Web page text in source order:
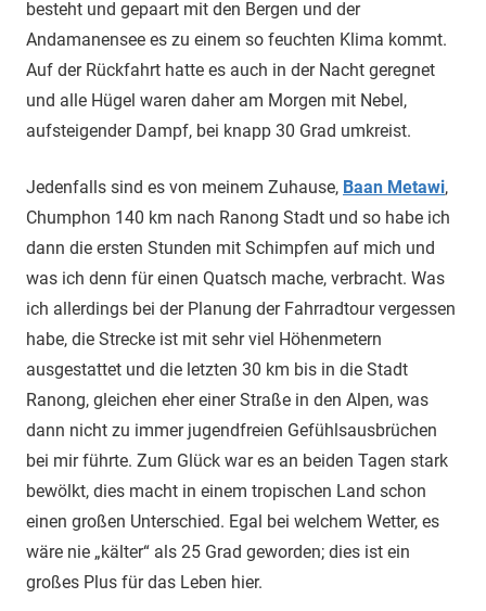
besteht und gepaart mit den Bergen und der
Andamanensee es zu einem so feuchten Klima kommt.
Auf der Rückfahrt hatte es auch in der Nacht geregnet
und alle Hügel waren daher am Morgen mit Nebel,
aufsteigender Dampf, bei knapp 30 Grad umkreist.
Jedenfalls sind es von meinem Zuhause, Baan Metawi,
Chumphon 140 km nach Ranong Stadt und so habe ich
dann die ersten Stunden mit Schimpfen auf mich und
was ich denn für einen Quatsch mache, verbracht. Was
ich allerdings bei der Planung der Fahrradtour vergessen
habe, die Strecke ist mit sehr viel Höhenmetern
ausgestattet und die letzten 30 km bis in die Stadt
Ranong, gleichen eher einer Straße in den Alpen, was
dann nicht zu immer jugendfreien Gefühlsausbrüchen
bei mir führte. Zum Glück war es an beiden Tagen stark
bewölkt, dies macht in einem tropischen Land schon
einen großen Unterschied. Egal bei welchem Wetter, es
wäre nie „kälter“ als 25 Grad geworden; dies ist ein
großes Plus für das Leben hier.